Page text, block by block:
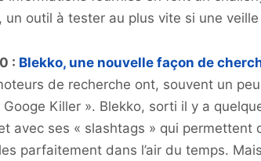
un outil à tester au plus vite si une
: Blekko, une nouvelle façon de
de recherche ont, souvent un
Killer ». Blekko, sorti il y a
avec ses « slashtags » qui
parfaitement dans l’air du temps.